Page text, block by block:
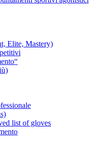
Elite, Mastery)
list of gloves